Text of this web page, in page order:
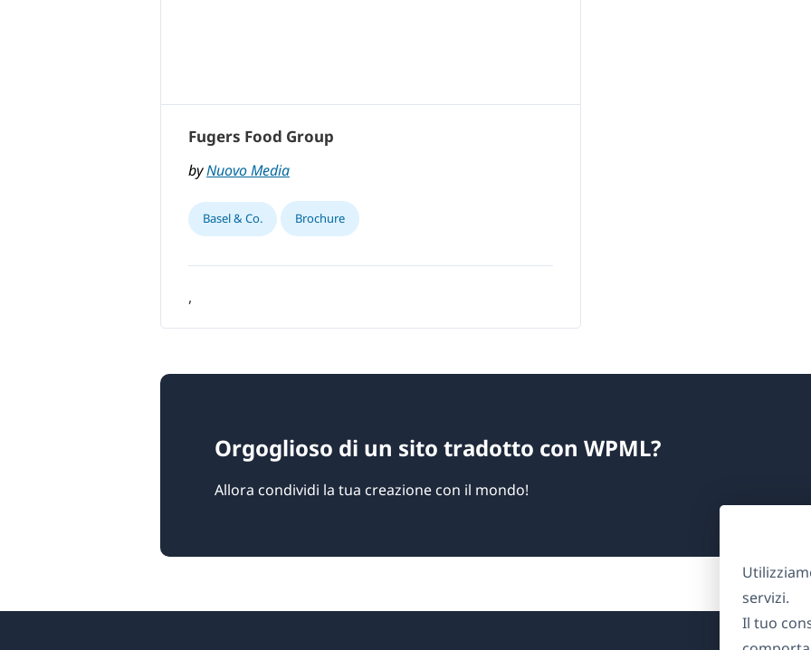
servizi.
Il tuo
Fugers Food Group
byNuovo Media
Basel & Co. Brochure
,
Orgoglioso di un sito tradotto con WPML?
Allora condividi la tua creazione con il mondo!